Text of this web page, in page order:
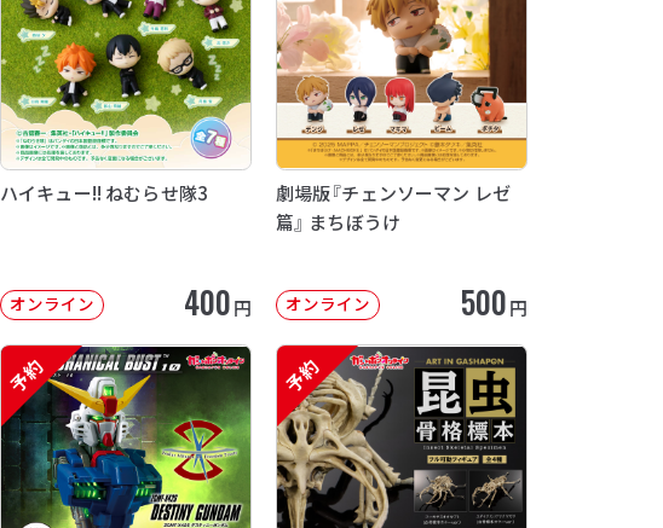
ハイキュー!! ねむらせ隊3
オンライン 400円
劇場版『チェンソーマン レゼ
篇』 まちぼうけ
オンライン 500円
予約 予約